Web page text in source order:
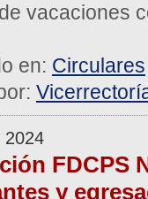
vacaciones
en: Circulares
2024
FDCPS
y